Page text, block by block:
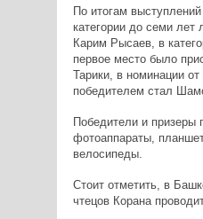
По итогам
категории до семи
Карим Рысаев, в
первое место было
Тарики, в номинации
победителем стал
Победители и призеры
фотоаппараты,
велосипеды.
Стоит отметить, в
чтецов Корана